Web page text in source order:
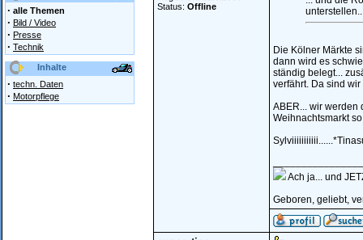
· alle Themen
· Bild / Video
· Presse
· Technik
Inhalte
· techn. Daten
· Motorpflege
Status: Offline
Die Kölner Märkte
dann wird es
ständig belegt...
verfährt. Da sind
ABER... wir werden
Weihnachtsmarkt
Ach ja... und
Geboren, geliebt,